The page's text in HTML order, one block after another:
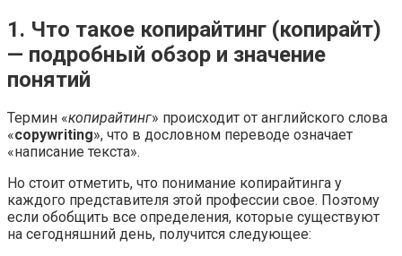
1. Что такое копирайтинг (копирайт)
— подробный обзор и значение
понятий
Термин «копирайтинг» происходит от английского слова
«copywriting», что в дословном переводе означает
«написание текста».
Но стоит отметить, что понимание копирайтинга у
каждого представителя этой профессии свое. Поэтому
если обобщить все определения, которые существуют
на сегодняшний день, получится следующее: